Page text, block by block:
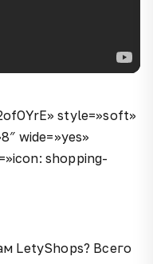
style=»soft»
wide=»yes»
shopping-
LetyShops? Всего